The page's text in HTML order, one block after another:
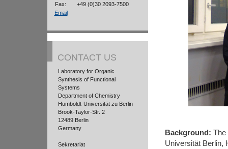
Fax:
+49 (0)30 2093-7500
Email
CONTACT US
Laboratory for Organic
Synthesis of Functional
Systems
Department of Chemistry
Humboldt-Universität zu Berlin
Brook-Taylor-Str. 2
12489 Berlin
Germany
Sekretariat
Background: The
Universität Berlin,